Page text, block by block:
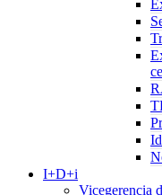
I+D+i
Vicegerencia